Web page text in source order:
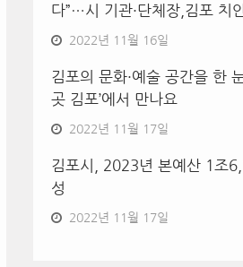
다”…시 기관·단체장,김포 치
2022년 11월 16일
김포의 문화·예술 공간을 한
곳 김포’에서 만나요
2022년 11월 17일
김포시, 2023년 본예산 1조
성
2022년 11월 17일